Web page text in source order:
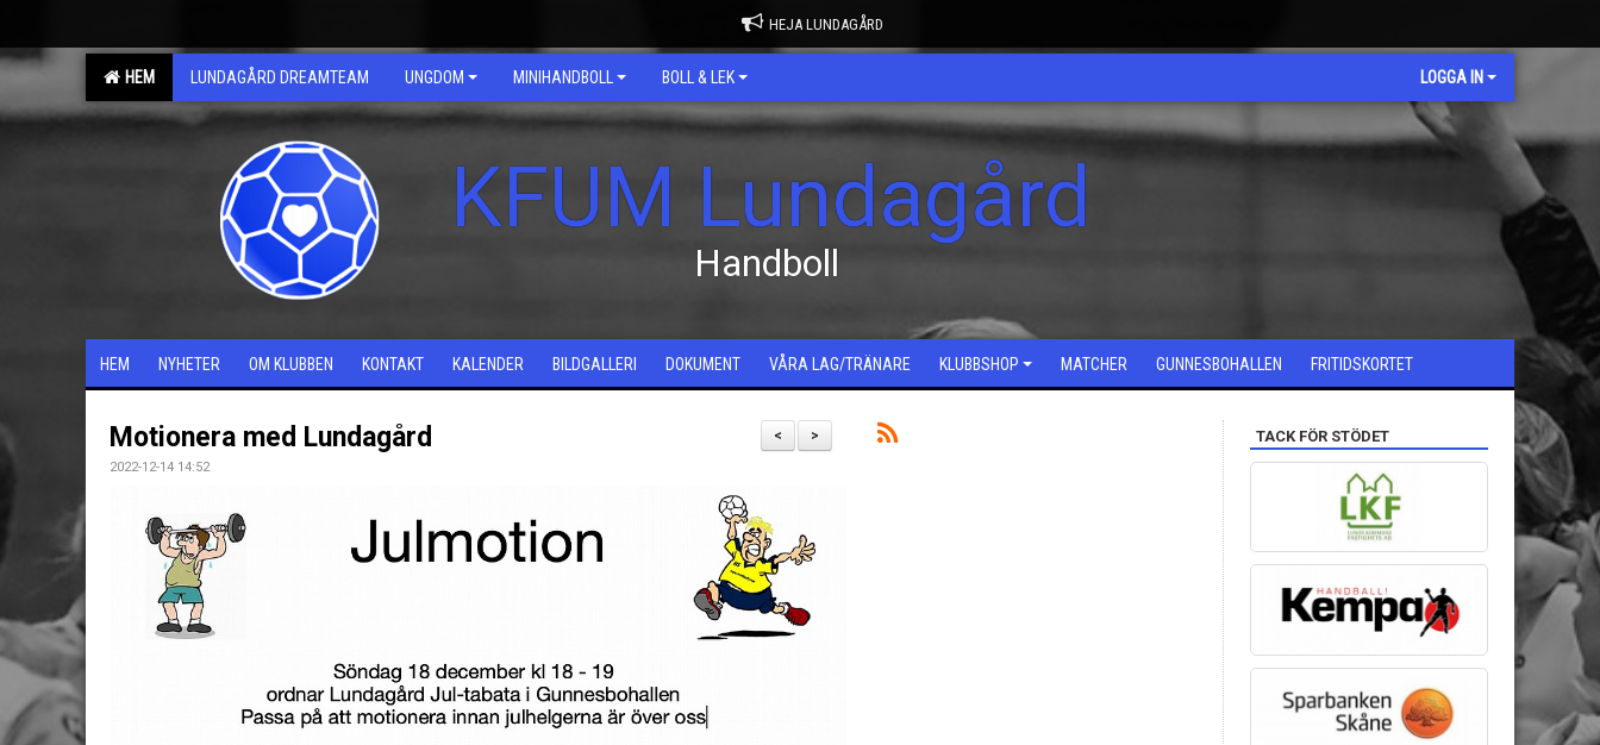
HEJA LUNDAGÅRD
HEM LUNDAGÅRD DREAMTEAM UNGDOM MINIHANDBOLL BOLL & LEK LOGGA IN
KFUM Lundagård
Handboll
HEM NYHETER OM KLUBBEN KONTAKT KALENDER BILDGALLERI DOKUMENT VÅRA LAG/TRÄNARE KLUBBSHOP MATCHER GUNNESBOHALLEN FRITIDSKORTET
>
<
Motionera med Lundagård
2022-12-14 14:52
TACK FÖR STÖDET